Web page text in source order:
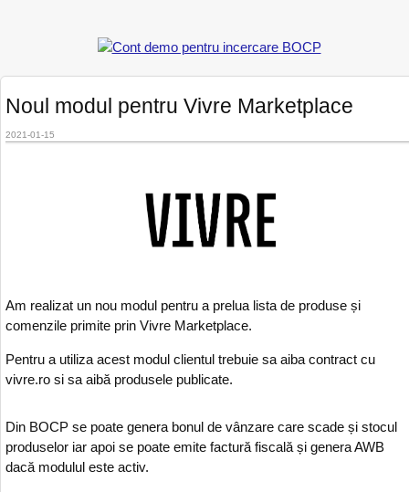
Noul modul pentru Vivre Marketplace
2021-01-15
Am realizat un nou modul pentru a prelua lista de produse și
comenzile primite prin Vivre Marketplace.
Pentru a utiliza acest modul clientul trebuie sa aiba contract cu
vivre.ro si sa aibă produsele publicate.
Din BOCP se poate genera bonul de vânzare care scade și stocul
produselor iar apoi se poate emite factură fiscală și genera AWB
dacă modulul este activ.